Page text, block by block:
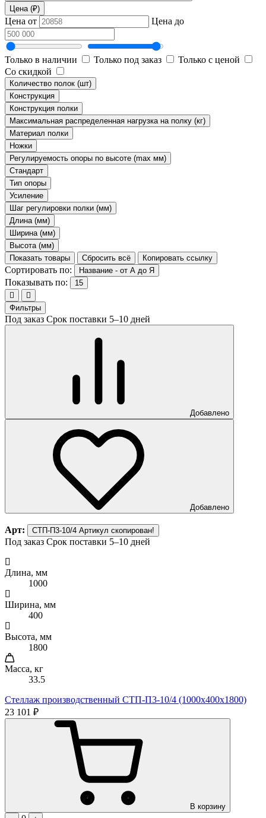
Цена (₽)
Цена от Цена до
Только в наличии Только под заказ
Только с ценой
Со скидкой
Количество полок (шт)
Конструкция
Конструкция полки
Максимальная распределенная нагрузка на полку (кг)
Материал полки
Ножки
Регулируемость опоры по высоте (max мм)
Стандарт
Тип опоры
Усиление
Шаг регулировки полки (мм)
Длина (мм)
Ширина (мм)
Высота (мм)
Показать товары
Сбросить всё Копировать ссылку
Сортировать по: Название - от А до Я
Показывать по: 15
Фильтры
Под заказ Срок поставки 5–10 дней
Добавлено
Добавлено
Арт: СТП-П3-10/4 Артикул скопирован!
Под заказ Срок поставки 5–10 дней
Длина, мм
1000
Ширина, мм
400
Высота, мм
1800
Масса, кг
33.5
Стеллаж производственный СТП-П3-10/4 (1000х400х1800)
23 101 ₽
В корзину